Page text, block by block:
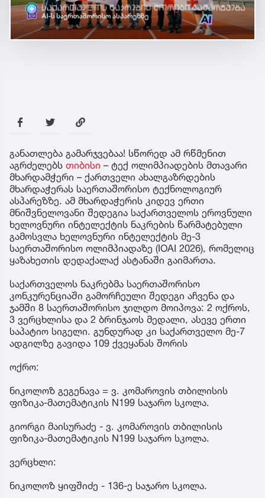
განათლება გამარჯვებაა! სწორედ ამ რწმენით
აგრძელებს თიბისი – ტექ ოლიმპიადების მთავარი
მხარდამჭერი – ქართველი ახალგაზრდების
მხარდაჭერას საერთაშორისო ტექნოლოგიურ
ასპარეზზე. ამ მხარდაჭერის კიდევ ერთი
მნიშვნელოვანი შედეგია საქართველოს ეროვნული
ხელოვნური ინტელექტის ნაკრების წარმატებული
გამოსვლა ხელოვნური ინტელექტის მე-3
საერთაშორისო ოლიმპიადაზე (IOAI 2026), რომელიც
ყაზახეთის დედაქალაქ ასტანაში გაიმართა.
საქართველოს ნაკრებმა საერთაშორისო
კონკურენციაში გამორჩეული შედეგი აჩვენა და
ჯამში 8 საერთაშორისო ჯილდო მოიპოვა: 2 ოქროს,
3 ვერცხლისა და 2 ბრინჯაოს მედალი, ასევე ერთი
საპატიო სიგელი. გუნდურად კი საქართველო მე-7
ადგილზე გავიდა 109 ქვეყანას შორის
ოქრო:
ნიკოლოზ გეგენავა = ვ. კომაროვის თბილისის
ფიზიკა-მათემატიკის N199 საჯარო სკოლა.
გიორგი მაისურაძე - ვ. კომაროვის თბილისის
ფიზიკა-მათემატიკის N199 საჯარო სკოლა.
ვერცხლი:
ნიკოლოზ ყიფშიძე - 136-ე საჯარო სკოლა.